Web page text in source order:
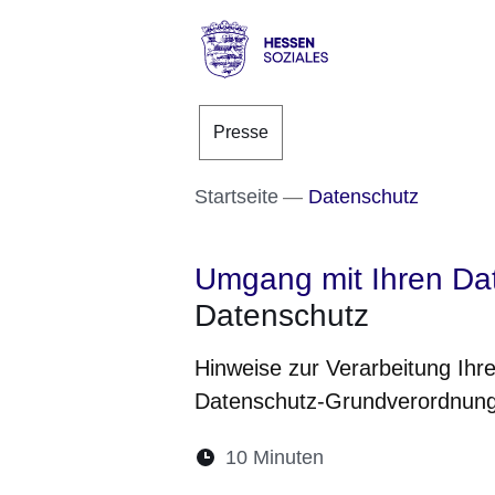
Direkt zum Kopf der
Direkt zum Inhalt
Direkt zum Fuß der
Sozial
Presse
Startseite Datenschutz
Umgang mit Ihren
Datenschutz
Hinweise zur Verarbeitung
Datenschutz-
Lesedauer:
10 Minuten